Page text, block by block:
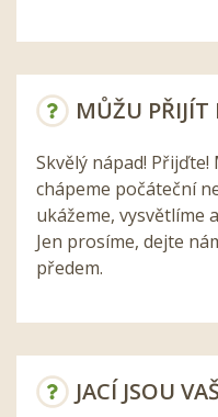
MŮŽU PŘIJÍT
Skvělý nápad!
chápeme počáteční
ukážeme, vysvětlíme
Jen prosíme, dejte
předem.
JACÍ JSOU